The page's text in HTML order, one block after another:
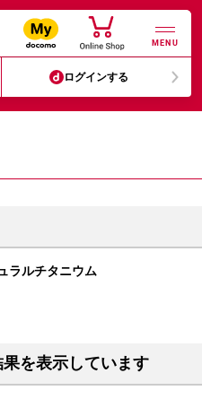
MENU
ログインする
ラルチタニウム
を表示しています